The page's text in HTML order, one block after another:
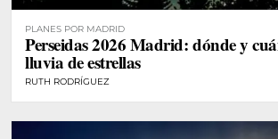
PLANES POR MADRID
Perseidas 2026 Madrid: dónde y
lluvia de estrellas
RUTH RODRÍGUEZ